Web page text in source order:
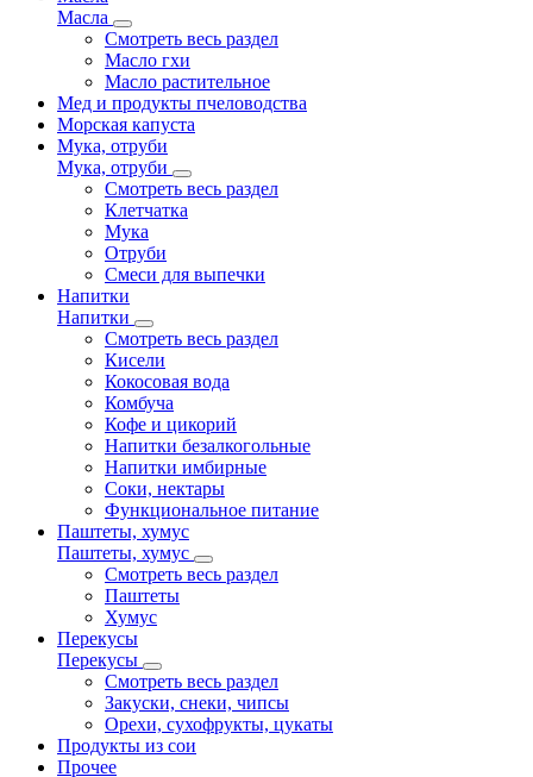
Масла
Смотреть весь раздел
Масло гхи
Масло растительное
Мед и продукты пчеловодства
Морская капуста
Мука, отруби
Мука, отруби
Смотреть весь раздел
Клетчатка
Мука
Отруби
Смеси для выпечки
Напитки
Напитки
Смотреть весь раздел
Кисели
Кокосовая вода
Комбуча
Кофе и цикорий
Напитки безалкогольные
Напитки имбирные
Соки, нектары
Функциональное питание
Паштеты, хумус
Паштеты, хумус
Смотреть весь раздел
Паштеты
Хумус
Перекусы
Перекусы
Смотреть весь раздел
Закуски, снеки, чипсы
Орехи, сухофрукты, цукаты
Продукты из сои
Прочее